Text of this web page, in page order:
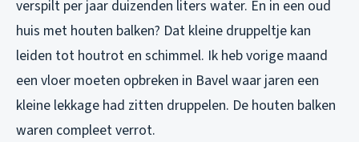
verspilt per jaar duizenden liters water. En in een oud
huis met houten balken? Dat kleine druppeltje kan
leiden tot houtrot en schimmel. Ik heb vorige maand
een vloer moeten opbreken in Bavel waar jaren een
kleine lekkage had zitten druppelen. De houten balken
waren compleet verrot.